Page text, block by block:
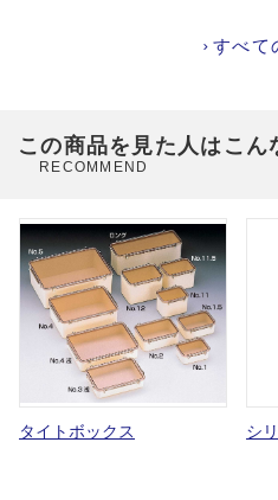
すべて
この商品を見た人はこん
RECOMMEND
タイトボックス シ